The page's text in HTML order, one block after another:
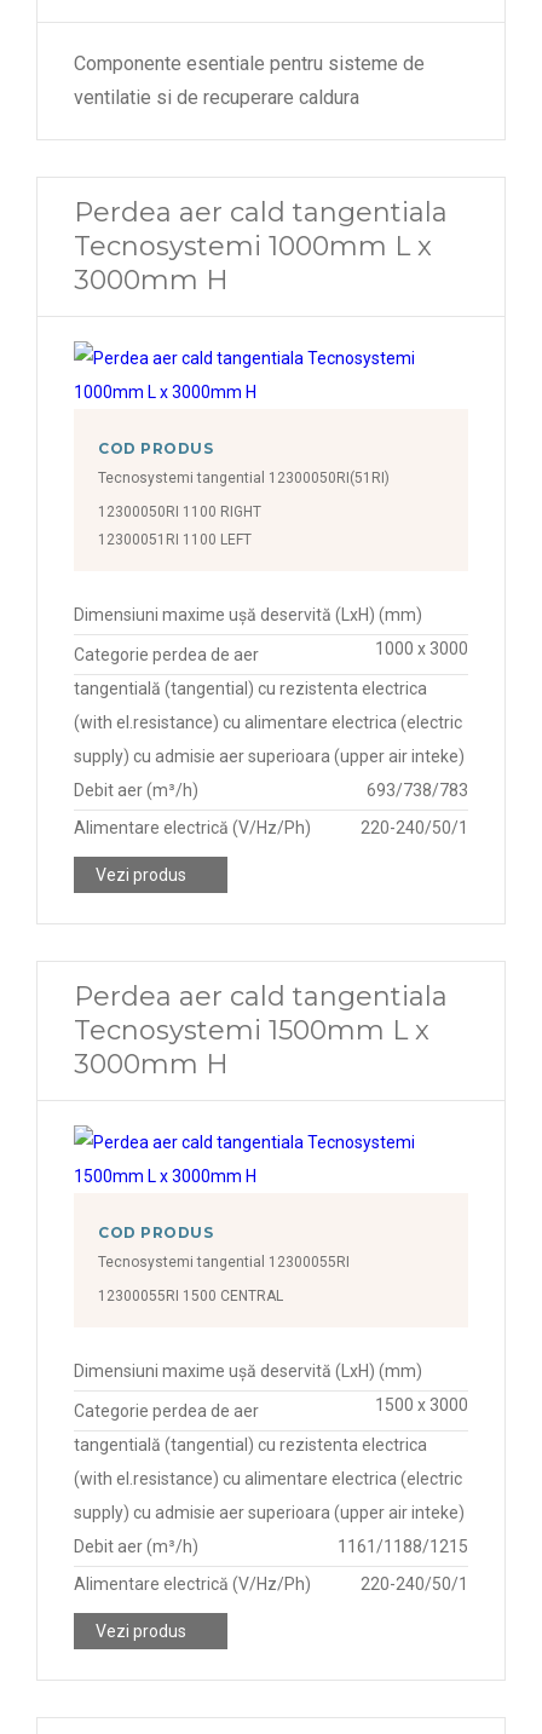
Componente esentiale pentru sisteme de
ventilatie si de recuperare caldura
Perdea aer cald tangentiala
Tecnosystemi 1000mm L x
3000mm H
COD PRODUS
Tecnosystemi tangential 12300050RI(51RI)
12300050RI 1100 RIGHT
12300051RI 1100 LEFT
Dimensiuni maxime ușă deservită (LxH) (mm)
1000 x 3000
Categorie perdea de aer
tangentială (tangential) cu rezistenta electrica
(with el.resistance) cu alimentare electrica (electric
supply) cu admisie aer superioara (upper air inteke)
Debit aer (m³/h)
693/738/783
Alimentare electrică (V/Hz/Ph)
220-240/50/1
Vezi produs
Perdea aer cald tangentiala
Tecnosystemi 1500mm L x
3000mm H
COD PRODUS
Tecnosystemi tangential 12300055RI
12300055RI 1500 CENTRAL
Dimensiuni maxime ușă deservită (LxH) (mm)
1500 x 3000
Categorie perdea de aer
tangentială (tangential) cu rezistenta electrica
(with el.resistance) cu alimentare electrica (electric
supply) cu admisie aer superioara (upper air inteke)
Debit aer (m³/h)
1161/1188/1215
Alimentare electrică (V/Hz/Ph)
220-240/50/1
Vezi produs